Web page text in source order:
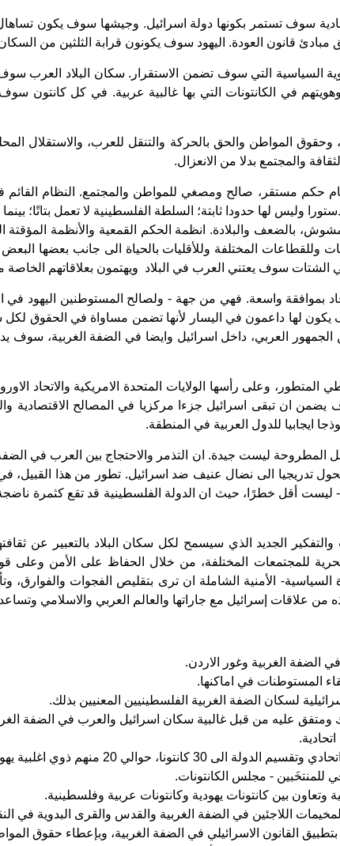
سوف تستمر بكونها دولة اسرائيل. وجيشها سوف يكون
مبادئ قانون العودة. اليهود سوف يكونون قرابة الثلثين من
السياسية التي سوف تضمن الاستقرار. سكان البلاد
في الكانتونات التي بها غالبية عربية. في كل
وحقوق المواطن والحق بالحركة والتنقل للعرب،
والمجتمع بدلا من الانعزال.
حكم مستقر، صالح ومصغي للمواطن والمجتمع. النظام
دستورا وليس لها حدودا ثابتة؛ السلطة الفلسطينية لا تعمل
بالضعف والبلادة. انظمة الحكم القمعية والأنظمة
وللقطاعات المختلفة وللأقليات بالحياة الى جانب بعضها
الشتات سوف يعتني العرب في البلاد ويهتمون بعلاقاتهم الخاصة
بموافقة واسعة. فهي من جهة - ولصالح المستوطنين اليهود في
لها داعمون في اليسار لأنها تضمن مساواة في الحقوق لكل
العربي، داخل اسرائيل وايضا في الضفة الغربية، سوف
المتطور، وعلى رأسها الولايات المتحدة الامريكية والاتحاد
يضمن ان تبقى اسرائيل جزءا مركزيا في المصالح
ايجابيا للدول العربية في المنطقة.
المطروحة ليست جيدة. ان التذمر والاحتجاج بين العرب في
تدريجيا الى نضال عنيف ضد اسرائيل. تطور من هذا القبيل،
- ليست أقل خطرًا، حيث ان الدولة الفلسطينية قد تقع كثمرة
والتفكير الجديد الذي سيسمح لكل سكان البلاد بالتعبير عن
للمجتمعات المختلفة، من خلال الحفاظ على الأمن وعلى
الأمنية الشاملة ان ترى بتقليص الفجوات والفوارق،
إسرائيل مع جاراتها والعالم العربي والاسلامي
الضفة الغربية وغور الاردن.
المستوطنات في اماكنها.
لسكان الضفة الغربية الفلسطينيين المعنيين بذلك.
ومتفق عليه من قبل غالبية سكان اسرائيل والعرب في الضفة
يهودية، و 10 منهم تقريبا ذوي اغلبية عربية (واحد منهم بأغلبية درزية).
- مجلس الكانتونات.
وتعاون بين كانتونات يهودية وكانتونات عربية وفلسطينية.
اللاجئين في الضفة الغربية والقدس والقرى البدوية في
القانون الاسرائيلي في الضفة الغربية، وبإعطاء حقوق